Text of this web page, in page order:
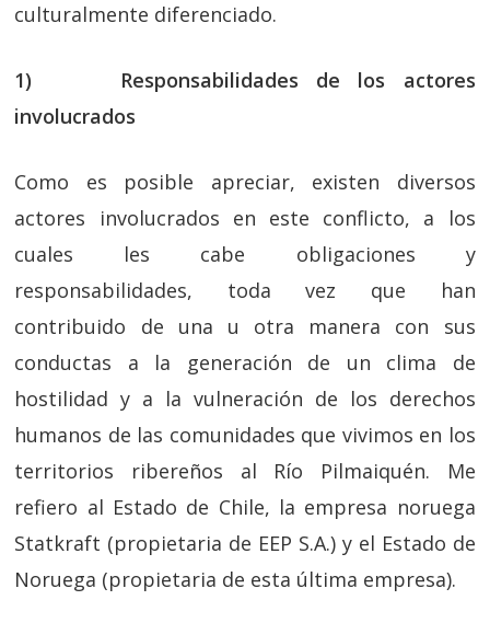
culturalmente diferenciado.
1) Responsabilidades de los actores
involucrados
Como es posible apreciar, existen diversos
actores involucrados en este conflicto, a los
cuales les cabe obligaciones y
responsabilidades, toda vez que han
contribuido de una u otra manera con sus
conductas a la generación de un clima de
hostilidad y a la vulneración de los derechos
humanos de las comunidades que vivimos en los
territorios ribereños al Río Pilmaiquén. Me
refiero al Estado de Chile, la empresa noruega
Statkraft (propietaria de EEP S.A.) y el Estado de
Noruega (propietaria de esta última empresa).